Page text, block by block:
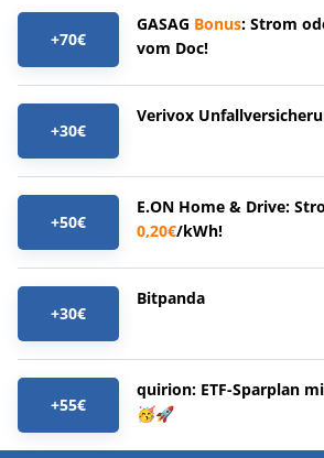
+70€
GASAG Bonus: Strom
vom Doc!
+30€
Verivox
+50€
E.ON Home & Drive:
0,20€/kWh!
+30€
Bitpanda
+55€
quirion: ETF-Sparplan
🥳🚀